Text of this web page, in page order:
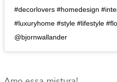
#decorlovers #homedesign
#luxuryhome #style #lifestyle
@bjornwallander